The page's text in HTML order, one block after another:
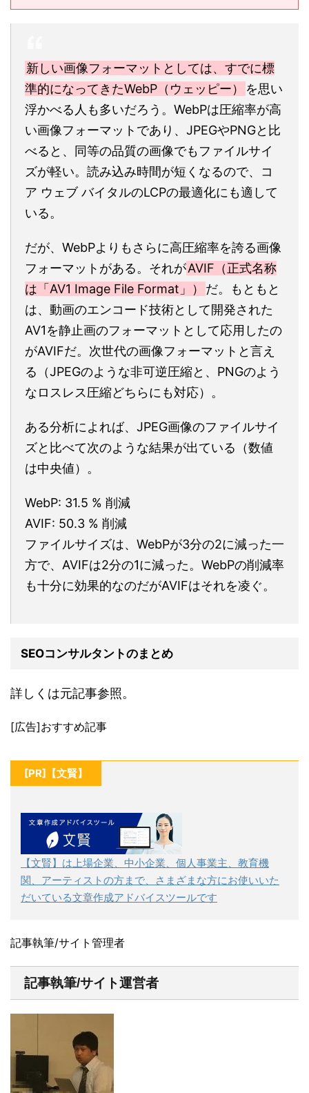
新しい画像フォーマットとしては、すでに標
準的になってきたWebP（ウェッピー）
を思い
浮かべる人も多いだろう。WebPは圧縮率が高
い画像フォーマットであり、JPEGやPNGと比
べると、同等の品質の画像でもファイルサイ
ズが軽い。読み込み時間が短くなるので、コ
ア ウェブ バイタルのLCPの最適化にも適して
いる。
だが、WebPよりもさらに高圧縮率を誇る画像
フォーマットがある。それがAVIF（正式名称
は「AV1 Image File Format」）
だ。もともと
は、動画のエンコード技術として開発された
AV1を静止画のフォーマットとして応用したの
がAVIFだ。次世代の画像フォーマットと言え
る（JPEGのような非可逆圧縮と、PNGのよう
なロスレス圧縮どちらにも対応）。
ある分析によれば、JPEG画像のファイルサイ
ズと比べて次のような結果が出ている（数値
は中央値）。
WebP: 31.5 % 削減
AVIF: 50.3 % 削減
ファイルサイズは、WebPが3分の2に減った一
方で、AVIFは2分の1に減った。WebPの削減率
も十分に効果的なのだがAVIFはそれを凌ぐ。
SEOコンサルタントのまとめ
詳しくは元記事参照。
[広告]おすすめ記事
[PR]【文賢】
【文賢】は上場企業、中小企業、個人事業主、教育機
関、アーティストの方まで、さまざまな方にお使いいた
だいている文章作成アドバイスツールです
記事執筆/サイト管理者
記事執筆/サイト運営者